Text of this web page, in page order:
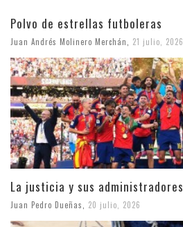
Polvo de estrellas futboleras
Juan Andrés Molinero Merchán, 21 julio, 2026
La justicia y sus administradores
Juan Pedro Dueñas 20 julio, 2026